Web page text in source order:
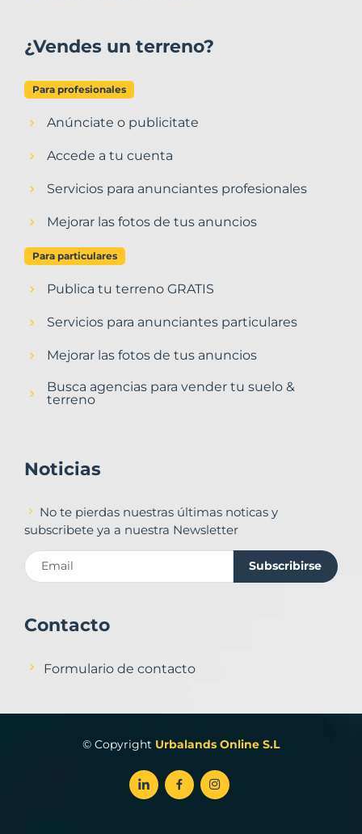
¿Vendes un terreno?
Para profesionales
Anúnciate o publicitate
Accede a tu cuenta
Servicios para anunciantes profesionales
Mejorar las fotos de tus anuncios
Para particulares
Publica tu terreno GRATIS
Servicios para anunciantes particulares
Mejorar las fotos de tus anuncios
Busca agencias para vender tu suelo &
terreno
Noticias
No te pierdas nuestras últimas noticas y
subscribete ya a nuestra Newsletter
Subscribirse
Contacto
Formulario de contacto
© Copyright Urbalands Online S.L